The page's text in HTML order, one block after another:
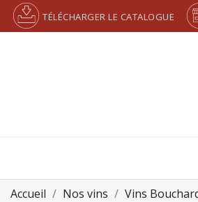
TÉLÉCHARGER LE CATALOGUE
Accueil Nos vins Vins